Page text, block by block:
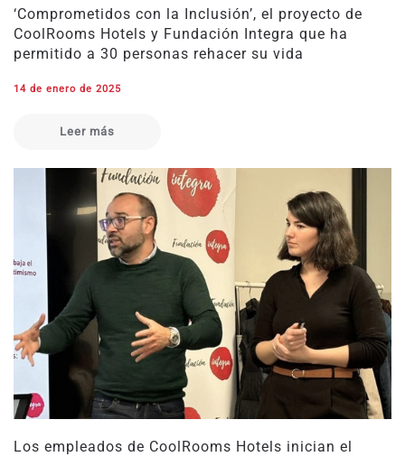
‘Comprometidos con la Inclusión’, el proyecto de
CoolRooms Hotels y Fundación Integra que ha
permitido a 30 personas rehacer su vida
14 de enero de 2025
Leer más
Los empleados de CoolRooms Hotels inician el